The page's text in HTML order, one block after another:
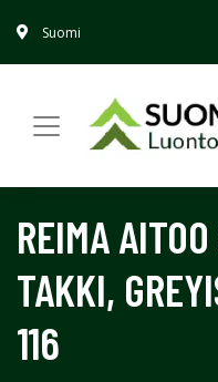
Suomi
REIMA
TAKKI,
116